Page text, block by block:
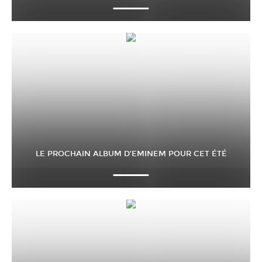
LE PROCHAIN ALBUM D’EMINEM POUR CET ÉTÉ